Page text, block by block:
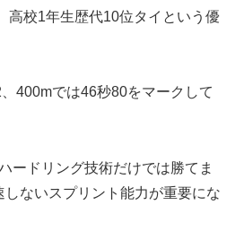
高校1年生歴代10位タイという優
400mでは46秒80をマークして
ードリング技術だけでは勝てま
ないスプリント能力が重要にな